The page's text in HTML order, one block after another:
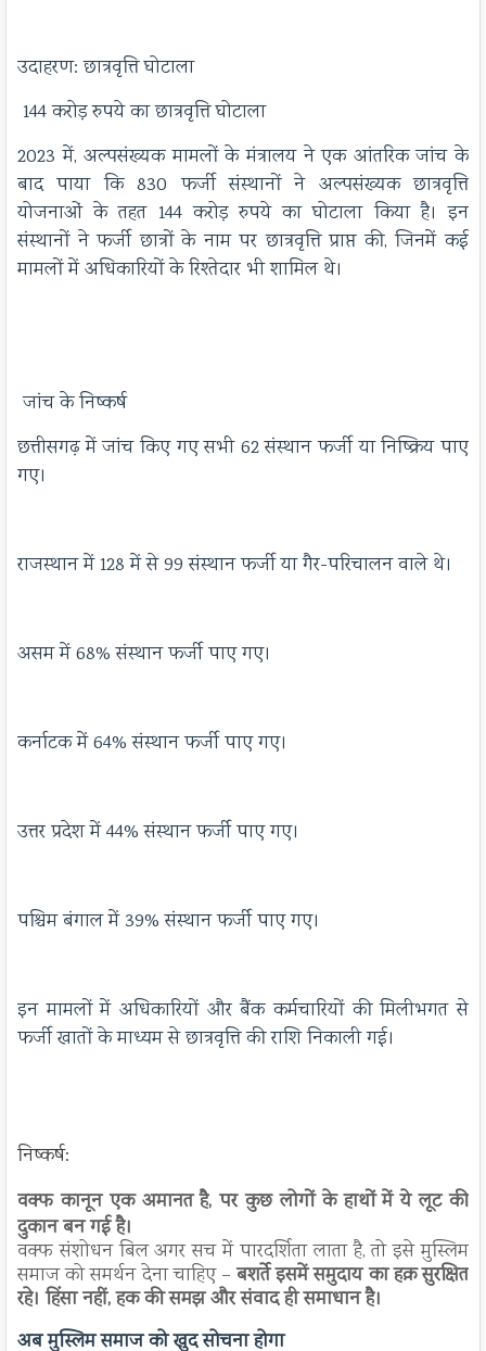
उदाहरण: छात्रवृत्ति घोटाला
144 करोड़ रुपये का छात्रवृत्ति घोटाला
2023 में, अल्पसंख्यक मामलों के मंत्रालय ने एक आंतरिक जांच के
बाद पाया कि 830 फर्जी संस्थानों ने अल्पसंख्यक छात्रवृत्ति
योजनाओं के तहत 144 करोड़ रुपये का घोटाला किया है। इन
संस्थानों ने फर्जी छात्रों के नाम पर छात्रवृत्ति प्राप्त की, जिनमें कई
मामलों में अधिकारियों के रिश्तेदार भी शामिल थे।​
जांच के निष्कर्ष
छत्तीसगढ़ में जांच किए गए सभी 62 संस्थान फर्जी या निष्क्रिय पाए
गए।​
राजस्थान में 128 में से 99 संस्थान फर्जी या गैर-परिचालन वाले थे।​
असम में 68% संस्थान फर्जी पाए गए।​
कर्नाटक में 64% संस्थान फर्जी पाए गए।​
उत्तर प्रदेश में 44% संस्थान फर्जी पाए गए।​
पश्चिम बंगाल में 39% संस्थान फर्जी पाए गए।​
इन मामलों में अधिकारियों और बैंक कर्मचारियों की मिलीभगत से
फर्जी खातों के माध्यम से छात्रवृत्ति की राशि निकाली गई।
निष्कर्ष:
वक्फ कानून एक अमानत है, पर कुछ लोगों के हाथों में ये लूट की
दुकान बन गई है।
वक्फ संशोधन बिल अगर सच में पारदर्शिता लाता है, तो इसे मुस्लिम
समाज को समर्थन देना चाहिए –बशर्ते इसमें समुदाय का हक़ सुरक्षित
रहे।हिंसा नहीं, हक की समझ और संवाद ही समाधान है।
अब मुस्लिम समाज को खुद सोचना होगा